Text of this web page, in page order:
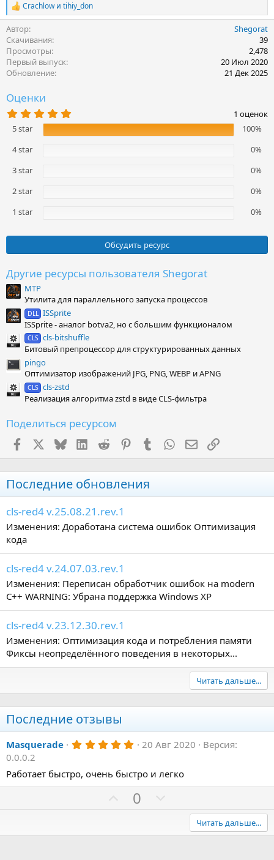
Р
е
а
к
ц
и
и
:
Crachlowи tihiy_don
Автор
Shegorat
Скачивания
39
Просмотры
2,478
Первый выпуск
20 Июл 2020
Обновление
21 Дек 2025
Оценки
.
0
0
1 оценок
5 star
100%
4 star
0%
3 star
0%
2 star
0%
1 star
0%
Обсудить ресурс
Другие ресурсы пользователя Shegorat
MTP
Утилита для параллельного запуска процессов
DLL
ISSprite
ISSprite - аналог botva2, но с большим функционалом
CLS cls-bitshuffle
Битовый препроцессор для структурированных данных
pingo
Оптимизатор изображений JPG, PNG, WEBP и APNG
CLS cls-zstd
Реализация алгоритма zstd в виде CLS-фильтра
Поделиться ресурсом
FacebookX (Twitter)
BlueskyLinkedInReddit PinterestTumblr WhatsApp
Электронная
Ссылка
Последние обновления
cls-red4 v.25.08.21.rev.1
Изменения: Доработана система ошибок Оптимизация
кода
cls-red4 v.24.07.03.rev.1
Изменения: Переписан обработчик ошибок на modern
C++ WARNING: Убрана поддержка Windows XP
cls-red4 v.23.12.30.rev.1
Изменения: Оптимизация кода и потребления памяти
Фиксы неопределённого поведения в некоторых...
Читать дальше...
Последние отзывы
Masquerade 5
0
з
в
ё
з
20 Авг 2020
Версия:
0.0.0.2
Работает быстро, очень быстро и легко
П
и
0
а
Читать дальше...